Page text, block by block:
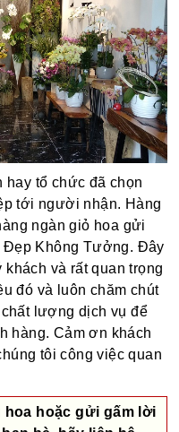
hay tổ chức đã chọn
tới người nhận. Hàng
ngàn giỏ hoa gửi
Không Tưởng. Đây
khách và rất quan trọng
đó và luôn chăm chút
lượng dịch vụ để
hàng. Cảm ơn khách
tôi công việc quan
hoa hoặc gửi gấm lời